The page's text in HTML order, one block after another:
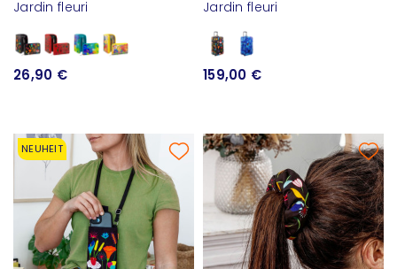
Jardin fleuri
26,90 €
Jardin fleuri
159,00 €
NEUHEIT